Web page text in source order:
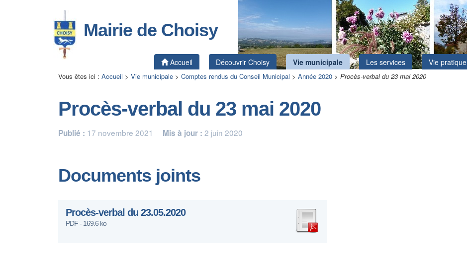
Mairie de Choisy
Accueil Découvrir Choisy Vie municipale Les services Vie pratique
Vous êtes ici : Accueil > Vie municipale > Comptes rendus du Conseil Municipal > Année 2020 > Procès-verbal du 23 mai 2020
Procès-verbal du 23 mai 2020
Publié : 17 novembre 2021 Mis à jour : 2 juin 2020
Documents joints
Procès-verbal du 23.05.2020
PDF - 169.6 ko